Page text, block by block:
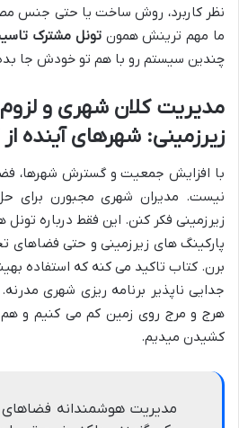
نظر کاربرد، روش ساخت یا حتی جنس
ما مهم ترینش همونتونل مشترک
چندین سیستم رو با هم تو خودش جا
مدیریت کلان شهری و
زیرزمینی: شهرهای آینده
با افزایش جمعیت و گسترش شهرها،
نیست. مدیران شهری مجبورن برای
زیرزمینی فکر کنن. این فقط درباره
پارکینگ های زیرزمینی و حتی فضاهای
برن. کتاب تاکید می کنه که استفاده
جدایی ناپذیر برنامه ریزی شهری
هرج و مرج روی زمین کم می کنیم و
کشیدن میدیم.
مدیریت هوشمندانه فضاهای